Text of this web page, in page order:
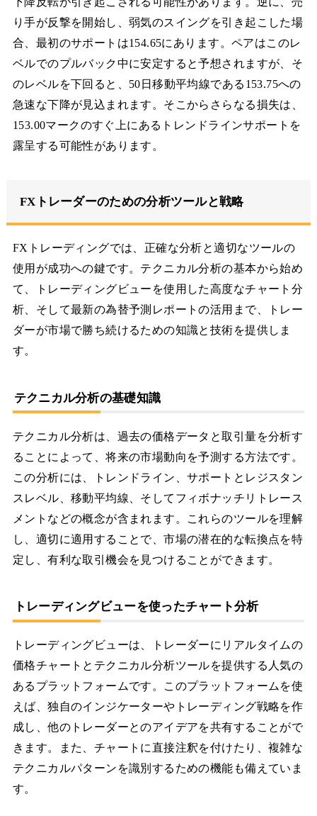
り手が反撃を開始し、弱気のスイングを引き起こした場
合、最初のサポートは154.65にあります。ペアはこのレ
ベルでのプルバック中に安定すると予想されますが、そ
のレベルを下回ると、50日移動平均線である153.75への
急速な下降が見込まれます。そこからさらなる損失は、
153.00マークのすぐ上にあるトレンドラインサポートを
露呈する可能性があります。
FXトレーダーのための分析ツールと戦略
FXトレーディングでは、正確な分析と適切なツールの
使用が成功への鍵です。テクニカル分析の基本から始め
て、トレーディングビューを使用した高度なチャート分
析、そして最新の為替予測レポートの活用まで、トレー
ダーが市場で勝ち続けるための知識と技術を提供しま
す。
テクニカル分析の基礎知識
テクニカル分析は、過去の価格データと取引量を分析す
ることによって、将来の市場動向を予測する方法です。
この分析には、トレンドライン、サポートとレジスタン
スレベル、移動平均線、そしてフィボナッチリトレース
メントなどの概念が含まれます。これらのツールを理解
し、適切に適用することで、市場の潜在的な転換点を特
定し、有利な取引機会を見つけることができます。
トレーディングビューを使ったチャート分析
トレーディングビューは、トレーダーにリアルタイムの
価格チャートとテクニカル分析ツールを提供する人気の
あるプラットフォームです。このプラットフォームを使
えば、独自のインジケーターやトレーディング戦略を作
成し、他のトレーダーとのアイデアを共有することがで
きます。また、チャートに直接注釈を付けたり、複雑な
テクニカルパターンを識別するための機能も備えていま
す。